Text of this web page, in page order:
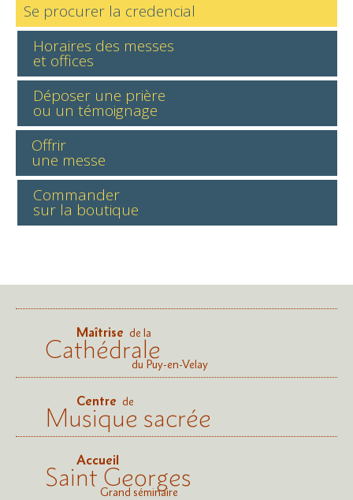
Se procurer la credencial
Horaires des messes
et offices
Déposer une prière
ou un témoignage
Offrir
une messe
Commander
sur la boutique
Maîtrise de la
Cathédraledu Puy-en-Velay
Centre de
Musique sacrée
Accueil
Saint Georges
Grand séminaire